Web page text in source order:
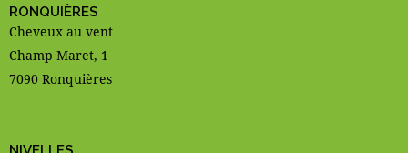
RONQUIÈRES
Cheveux au vent
Champ Maret, 1
7090 Ronquières